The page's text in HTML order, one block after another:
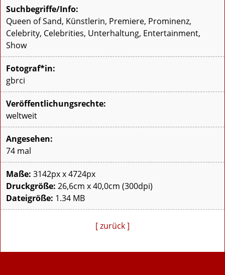
Suchbegriffe/Info:
Queen of Sand, Künstlerin, Premiere, Prominenz,
Celebrity, Celebrities, Unterhaltung, Entertainment,
Show
Fotograf*in:
gbrci
Veröffentlichungsrechte:
weltweit
Angesehen:
74 mal
Maße: 3142px x 4724px
Druckgröße: 26,6cm x 40,0cm (300dpi)
Dateigröße: 1.34 MB
[ zurück ]